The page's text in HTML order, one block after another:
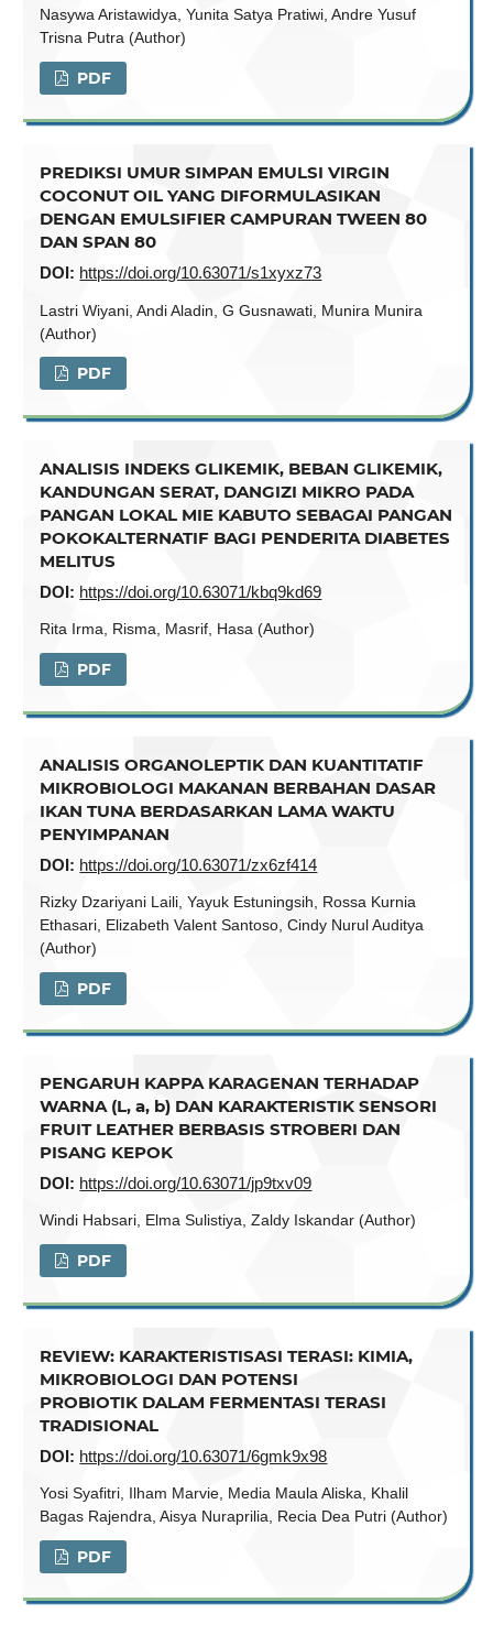
Nasywa Aristawidya, Yunita Satya Pratiwi, Andre Yusuf
Trisna Putra (Author)
PDF
PREDIKSI UMUR SIMPAN EMULSI VIRGIN
COCONUT OIL YANG DIFORMULASIKAN
DENGAN EMULSIFIER CAMPURAN TWEEN 80
DAN SPAN 80
DOI: https://doi.org/10.63071/s1xyxz73
Lastri Wiyani, Andi Aladin, G Gusnawati, Munira Munira
(Author)
PDF
ANALISIS INDEKS GLIKEMIK, BEBAN GLIKEMIK,
KANDUNGAN SERAT, DANGIZI MIKRO PADA
PANGAN LOKAL MIE KABUTO SEBAGAI PANGAN
POKOKALTERNATIF BAGI PENDERITA DIABETES
MELITUS
DOI: https://doi.org/10.63071/kbq9kd69
Rita Irma, Risma, Masrif, Hasa (Author)
PDF
ANALISIS ORGANOLEPTIK DAN KUANTITATIF
MIKROBIOLOGI MAKANAN BERBAHAN DASAR
IKAN TUNA BERDASARKAN LAMA WAKTU
PENYIMPANAN
DOI: https://doi.org/10.63071/zx6zf414
Rizky Dzariyani Laili, Yayuk Estuningsih, Rossa Kurnia
Ethasari, Elizabeth Valent Santoso, Cindy Nurul Auditya
(Author)
PDF
PENGARUH KAPPA KARAGENAN TERHADAP
WARNA (L, a, b) DAN KARAKTERISTIK SENSORI
FRUIT LEATHER BERBASIS STROBERI DAN
PISANG KEPOK
DOI: https://doi.org/10.63071/jp9txv09
Windi Habsari, Elma Sulistiya, Zaldy Iskandar (Author)
PDF
REVIEW: KARAKTERISTISASI TERASI: KIMIA,
MIKROBIOLOGI DAN POTENSI
PROBIOTIK DALAM FERMENTASI TERASI
TRADISIONAL
DOI: https://doi.org/10.63071/6gmk9x98
Yosi Syafitri, Ilham Marvie, Media Maula Aliska, Khalil
Bagas Rajendra, Aisya Nuraprilia, Recia Dea Putri (Author)
PDF